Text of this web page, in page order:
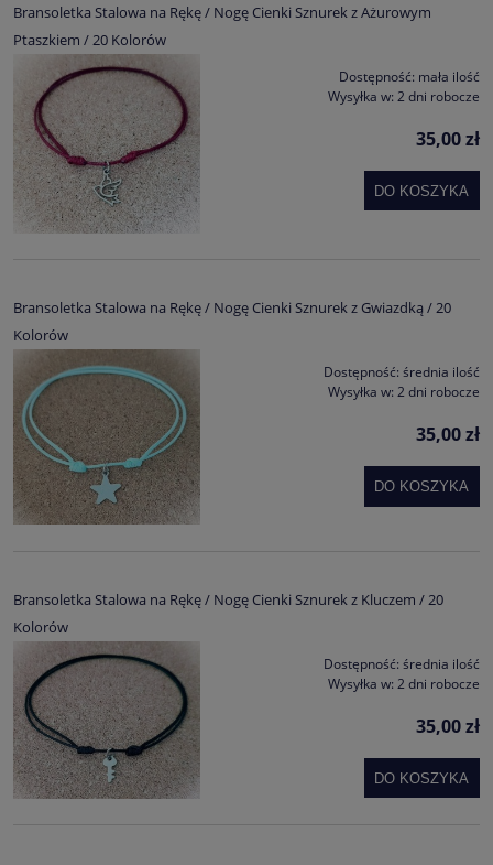
Bransoletka Stalowa na Rękę / Nogę Cienki Sznurek z Ażurowym
Ptaszkiem / 20 Kolorów
Dostępność: mała ilość
Wysyłka w: 2 dni robocze
35,00 zł
DO KOSZYKA
Bransoletka Stalowa na Rękę / Nogę Cienki Sznurek z Gwiazdką / 20
Kolorów
Dostępność: średnia ilość
Wysyłka w: 2 dni robocze
35,00 zł
DO KOSZYKA
Bransoletka Stalowa na Rękę / Nogę Cienki Sznurek z Kluczem / 20
Kolorów
Dostępność: średnia ilość
Wysyłka w: 2 dni robocze
35,00 zł
DO KOSZYKA